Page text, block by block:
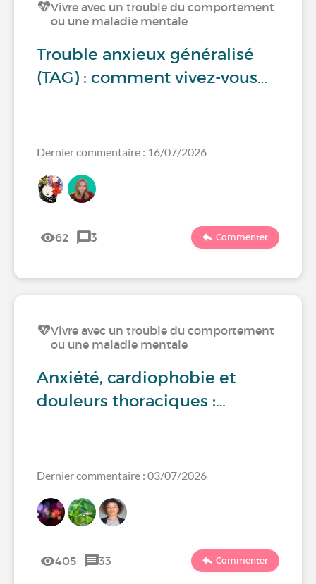
Vivre avec un trouble du comportement
ou une maladie mentale
Trouble anxieux généralisé
(TAG) : comment vivez-vous…
Dernier commentaire : 16/07/2026
62 3 Commenter
Vivre avec un trouble du comportement
ou une maladie mentale
Anxiété, cardiophobie et
douleurs thoraciques :…
Dernier commentaire : 03/07/2026
405 33 Commenter